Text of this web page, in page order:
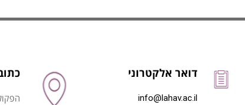
דואר אלקטרוני
info@lahav.ac.il